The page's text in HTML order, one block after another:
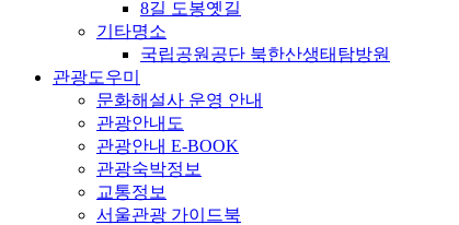
8길 도봉옛길
기타명소
국립공원공단 북한산생태탐방원
관광도우미
문화해설사 운영 안내
관광안내도
관광안내 E-BOOK
관광숙박정보
교통정보
서울관광 가이드북